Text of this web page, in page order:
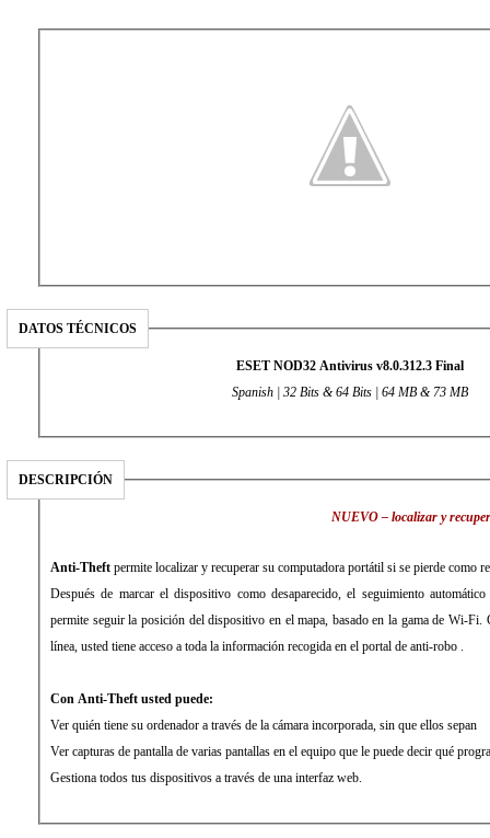
DATOS TÉCNICOS
ESET NOD32 Antivirus v8.0.312.3 Final
Spanish | 32 Bits & 64 Bits | 64 MB & 73 MB
DESCRIPCIÓN
NUEVO – localizar y
Anti-Theft permite localizar y recuperar su computadora portátil si se pierde como
Después de marcar el dispositivo como desaparecido, el seguimiento
permite seguir la posición del dispositivo en el mapa, basado en la gama de Wi-Fi.
línea, usted tiene acceso a toda la información recogida en el portal de anti-robo .
Con Anti-Theft usted puede:
Ver quién tiene su ordenador a través de la cámara incorporada, sin que ellos sepan
Ver capturas de pantalla de varias pantallas en el equipo que le puede decir qué
Gestiona todos tus dispositivos a través de una interfaz web.